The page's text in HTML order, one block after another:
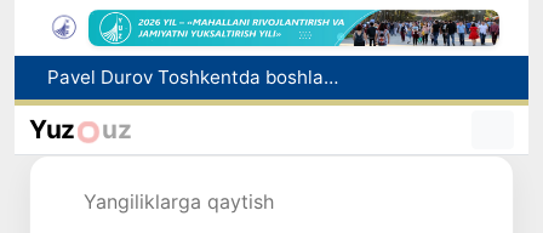
«Yangi O‘zbekiston bunyodkorlari» tanlovi g‘oliblari taqdirlandi
Oltoy kompaniyasi O‘zbekistonda fitoterapevtik mahsulotlar ishlab chiqarishni rejalashtirmoqda
Yuz uz
Yangiliklarga qaytish